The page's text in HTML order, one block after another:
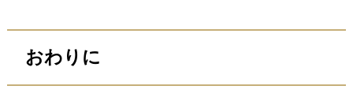
おわりに